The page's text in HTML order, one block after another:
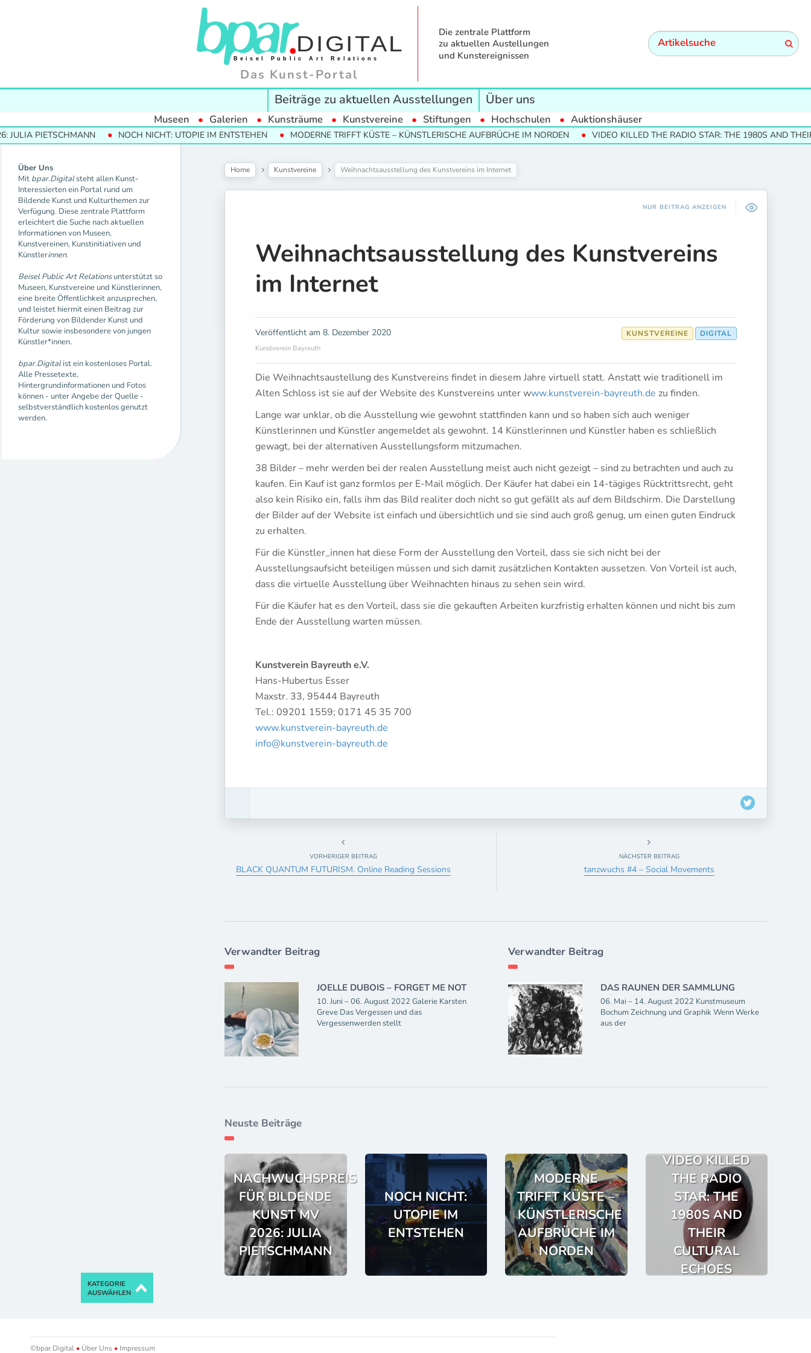
Das Kunst-Portal
Die zentrale Plattform
zu aktuellen Austellungen
und Kunstereignissen
Beiträge zu aktuellen Ausstellungen Über uns
Museen Galerien Kunsträume Kunstvereine Stiftungen Hochschulen Auktionshäuser
PIETSCHMANN NOCH NICHT: UTOPIE IM ENTSTEHEN MODERNE TRIFFT KÜSTE – KÜNSTLERISCHE AUFBRÜCHE IM NORDEN VIDEO KILLED THE RADIO STAR: THE 1980S AND THEIR
Über Uns
Mit bpar.Digitalsteht allen Kunst-
Interessierten ein Portal rund um
Bildende Kunst und Kulturthemen zur
Verfügung. Diese zentrale Plattform
erleichtert die Suche nach aktuellen
Informationen von Museen,
Kunstvereinen, Kunstinitiativen und
Künstlerinnen.
Beisel Public Art Relationsunterstützt so
Museen, Kunstvereine und Künstlerinnen,
eine breite Öffentlichkeit anzusprechen,
und leistet hiermit einen Beitrag zur
Förderung von Bildender Kunst und
Kultur sowie insbesondere von jungen
Künstler*innen.
bpar.Digitalist ein kostenloses Portal.
Alle Pressetexte,
Hintergrundinformationen und Fotos
können - unter Angebe der Quelle -
selbstverständlich kostenlos genutzt
werden.
Home Kunstvereine Weihnachtsausstellung des Kunstvereins im Internet
NUR BEITRAG ANZEIGEN
Weihnachtsausstellung des Kunstvereins
im Internet
Veröffentlicht am 8. Dezember 2020 DIGITAL
KUNSTVEREINE
Kunstverein Bayreuth
Die Weihnachtsaustellung des Kunstvereins findet in diesem Jahre virtuell statt. Anstatt wie traditionell im
Alten Schloss ist sie auf der Website des Kunstvereins unter www.kunstverein-bayreuth.de zu finden.
Lange war unklar, ob die Ausstellung wie gewohnt stattfinden kann und so haben sich auch weniger
Künstlerinnen und Künstler angemeldet als gewohnt. 14 Künstlerinnen und Künstler haben es schließlich
gewagt, bei der alternativen Ausstellungsform mitzumachen.
38 Bilder – mehr werden bei der realen Ausstellung meist auch nicht gezeigt – sind zu betrachten und auch zu
kaufen. Ein Kauf ist ganz formlos per E-Mail möglich. Der Käufer hat dabei ein 14-tägiges Rücktrittsrecht, geht
also kein Risiko ein, falls ihm das Bild realiter doch nicht so gut gefällt als auf dem Bildschirm. Die Darstellung
der Bilder auf der Website ist einfach und übersichtlich und sie sind auch groß genug, um einen guten Eindruck
zu erhalten.
Für die Künstler_innen hat diese Form der Ausstellung den Vorteil, dass sie sich nicht bei der
Ausstellungsaufsicht beteiligen müssen und sich damit zusätzlichen Kontakten aussetzen. Von Vorteil ist auch,
dass die virtuelle Ausstellung über Weihnachten hinaus zu sehen sein wird.
Für die Käufer hat es den Vorteil, dass sie die gekauften Arbeiten kurzfristig erhalten können und nicht bis zum
Ende der Ausstellung warten müssen.
Kunstverein Bayreuth e.V.
Hans-Hubertus Esser
Maxstr. 33, 95444 Bayreuth
Tel.: 09201 1559; 0171 45 35 700
www.kunstverein-bayreuth.de
info@kunstverein-bayreuth.de
VORHERIGER BEITRAG
BLACK QUANTUM FUTURISM. Online Reading Sessions
NÄCHSTER BEITRAG
tanzwuchs #4 – Social Movements
Verwandter Beitrag
JOELLE DUBOIS – FORGET ME NOT
10. Juni – 06. August 2022 Galerie Karsten
Greve Das Vergessen und das
Vergessenwerden stellt
Verwandter Beitrag
DAS RAUNEN DER SAMMLUNG
06. Mai – 14. August 2022 Kunstmuseum
Bochum Zeichnung und Graphik Wenn Werke
aus der
Neuste Beiträge
NACHWUCHSPREIS
FÜR BILDENDE
KUNST MV
2026: JULIA
PIETSCHMANN
NOCH NICHT:
UTOPIE IM
ENTSTEHEN
MODERNE
TRIFFT KÜSTE –
KÜNSTLERISCHE
AUFBRÜCHE IM
NORDEN
VIDEO KILLED
THE RADIO
STAR: THE
1980S AND
THEIR
CULTURAL
ECHOES
©bpar.Digital • Über Uns • Impressum
KATEGORIE
AUSWÄHLEN